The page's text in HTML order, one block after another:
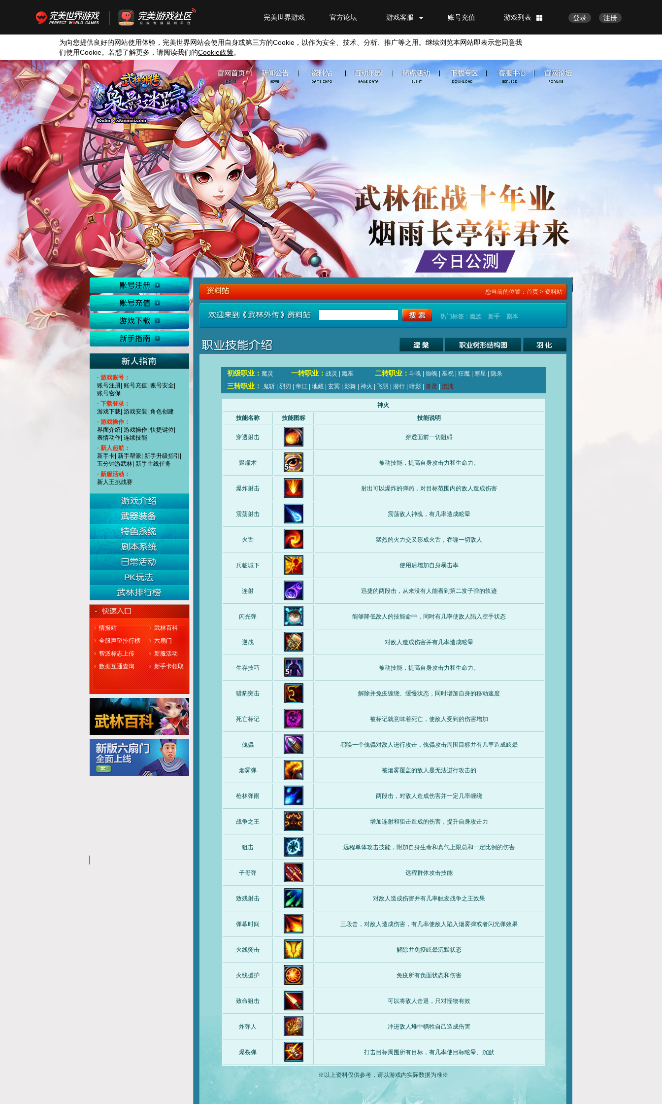
注册
登录
游戏列表
账号充值
游戏客服
官方论坛
完美世界游戏
为向您提供良好的网站使用体验，完美世界网站会使用自身或第三方的Cookie ，以作为安全、技术、分析、推广等之用。继续浏览本网站即表示您同意我
们使用Cookie。若想了解更多，请阅读我们的Cookie政策。
· 游戏账号：
账号注册 账号充值 账号安全
账号密保
· 下载登录：
游戏下载 游戏安装 角色创建
· 游戏操作：
界面介绍 游戏操作 |快捷键位
表情动作 连续技能
· 新人起航：
新手卡 新手帮派 新手升级指引
五分钟游武林 新手主线任务
· 新服活动：
新人王挑战赛
情报站
武林百科
全服声望排行榜
六扇门
帮派标志上传
新服活动
数据互通查询
新手卡领取
您当前的位置： 首页> 资料站
热门标签： 魔族 新手 剧本
初级职业： 魔灵 一转职业： 战灵 魔巫 二转职业： 斗魂| 御魄| 巫祝| 狂魔| 寒星 隐杀
三转职业： 鬼斩| 烈刃 帝江| 地藏| 玄冥| 影舞| 神火 飞羽 潜行| 暗影| 兽灵 混沌
神火
技能名称
技能图标 技能说明
穿透射击 穿透面前一切阻碍
聚瞳术 被动技能，提高自身攻击力和生命力。
爆炸射击 射出可以爆炸的弹药，对目标范围内的敌人造成伤害
震荡射击 震荡敌人神魂，有几率造成眩晕
火舌 猛烈的火力交叉形成火舌，吞噬一切敌人
兵临城下 使用后增加自身暴击率
连射 迅捷的两段击，从来没有人能看到第二发子弹的轨迹
闪光弹 能够降低敌人的技能命中，同时有几率使敌人陷入空手状态
逆战 对敌人造成伤害并有几率造成眩晕
生存技巧 被动技能，提高自身攻击力和生命力。
猎豹突击 解除并免疫缠绕、缓慢状态，同时增加自身的移动速度
死亡标记 被标记就意味着死亡，使敌人受到的伤害增加
傀儡 召唤一个傀儡对敌人进行攻击，傀儡攻击周围目标并有几率造成眩晕
烟雾弹 被烟雾覆盖的敌人是无法进行攻击的
枪林弹雨 两段击，对敌人造成伤害并一定几率缠绕
战争之王 增加连射和狙击造成的伤害，提升自身攻击力
狙击 远程单体攻击技能，附加自身生命和真气上限总和一定比例的伤害
子母弹 远程群体攻击技能
致残射击 对敌人造成伤害并有几率触发战争之王效果
弹幕时间 三段击，对敌人造成伤害，有几率使敌人陷入烟雾弹或者闪光弹效果
火线突击 解除并免疫眩晕沉默状态
火线援护 免疫所有负面状态和伤害
致命狙击 可以将敌人击退，只对怪物有效
炸弹人 冲进敌人堆中牺牲自己造成伤害
爆裂弹 打击目标周围所有目标，有几率使目标眩晕、沉默
※以上资料仅供参考，请以游戏内实际数据为准※